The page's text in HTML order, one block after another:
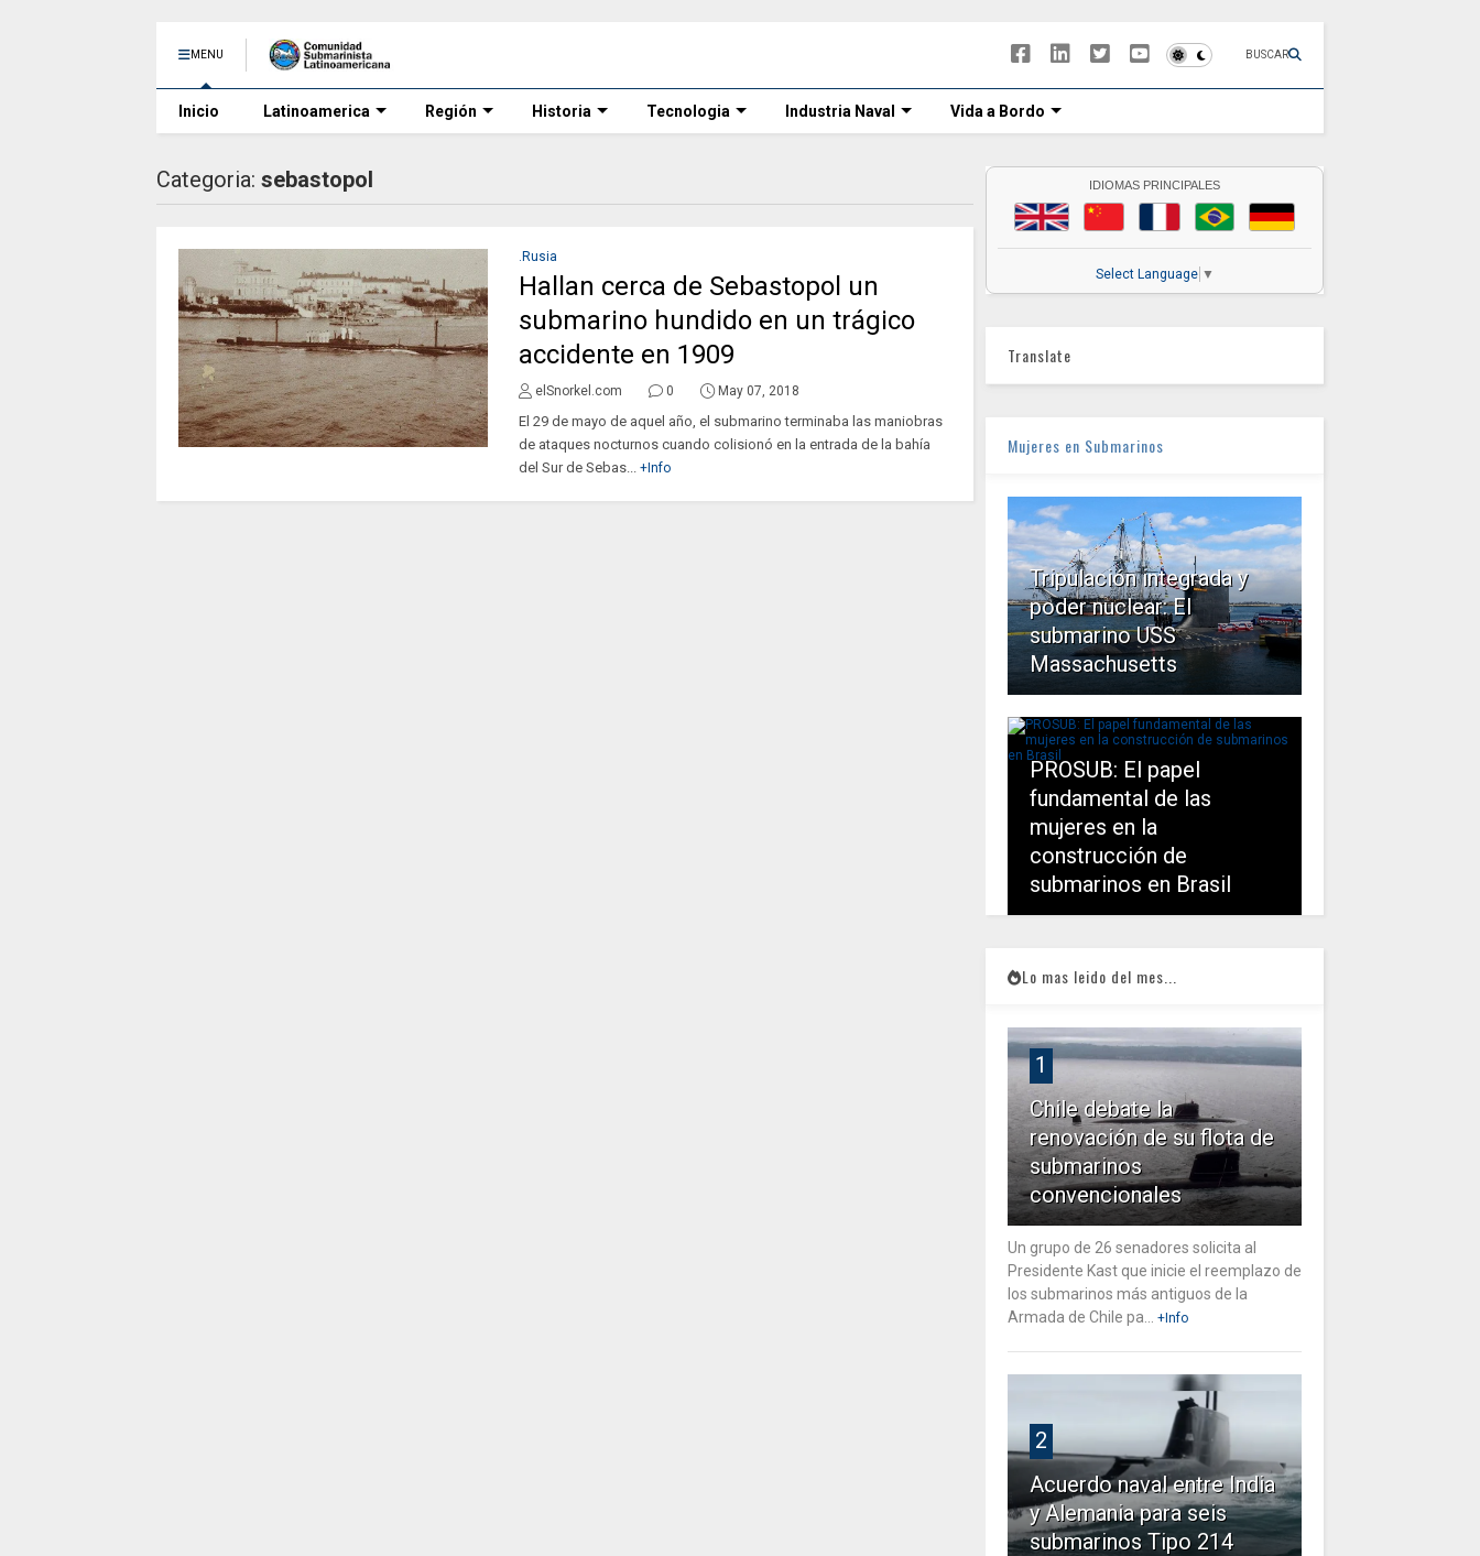
MENU BUSCAR
Inicio Latinoamerica Región Historia Tecnologia Industria Naval Vida a Bordo
Categoria: sebastopol
.Rusia
Hallan cerca de Sebastopol un
submarino hundido en un trágico
accidente en 1909
elSnorkel.com 0 May 07, 2018
El 29 de mayo de aquel año, el submarino terminaba las maniobras
de ataques nocturnos cuando colisionó en la entrada de la bahía
del Sur de Sebas... +Info
IDIOMAS PRINCIPALES
Select Language ▼
Translate
Mujeres en Submarinos
Tripulación integrada y
poder nuclear: El
submarino USS
Massachusetts
PROSUB: El papel
fundamental de las
mujeres en la
construcción de
submarinos en Brasil
Lo mas leido del mes...
1
Chile debate la
renovación de su flota de
submarinos
convencionales
Un grupo de 26 senadores solicita al
Presidente Kast que inicie el reemplazo de
los submarinos más antiguos de la
Armada de Chile pa...
+Info
2
Acuerdo naval entre India
y Alemania para seis
submarinos Tipo 214